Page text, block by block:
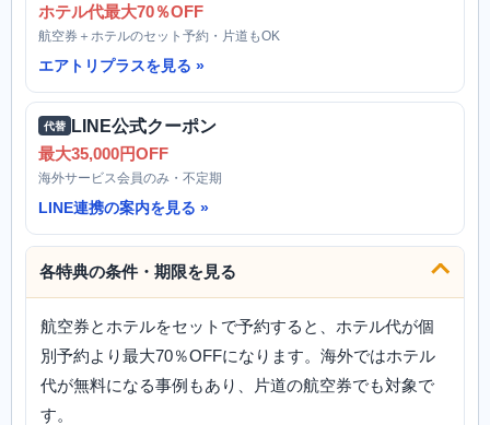
ホテル代最大70％OFF
航空券＋ホテルのセット予約・片道もOK
エアトリプラスを見る
代替
LINE公式クーポン
最大35,000円OFF
海外サービス会員のみ・不定期
LINE連携の案内を見る
各特典の条件・期限を見る
航空券とホテルをセットで予約すると、ホテル代が個
別予約より最大70％OFFになります。海外ではホテル
代が無料になる事例もあり、片道の航空券でも対象で
す。